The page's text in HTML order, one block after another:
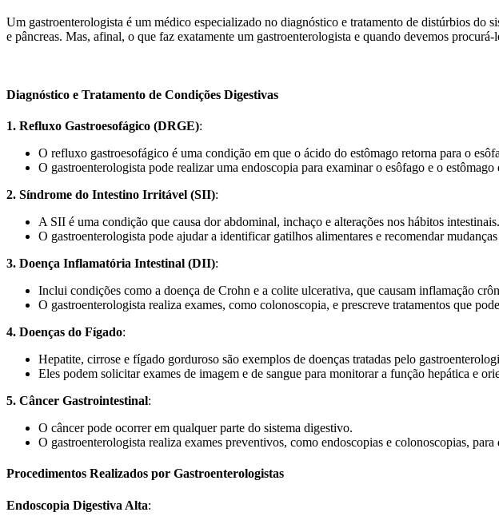
Um gastroenterologista é um médico especializado no diagnóstico e tratamento de distúrbios
e pâncreas. Mas, afinal, o que faz exatamente um gastroenterologista e quando devemos procurá-
Diagnóstico e Tratamento de Condições Digestivas
1. Refluxo Gastroesofágico (DRGE):
O refluxo gastroesofágico é uma condição em que o ácido do estômago retorna para o
O gastroenterologista pode realizar uma endoscopia para examinar o esôfago e o
2. Síndrome do Intestino Irritável (SII):
A SII é uma condição que causa dor abdominal, inchaço e alterações nos hábitos intestinais.
O gastroenterologista pode ajudar a identificar gatilhos alimentares e recomendar
3. Doença Inflamatória Intestinal (DII):
Inclui condições como a doença de Crohn e a colite ulcerativa, que causam inflamação
O gastroenterologista realiza exames, como colonoscopia, e prescreve tratamentos que
4. Doenças do Fígado:
Hepatite, cirrose e fígado gorduroso são exemplos de doenças tratadas pelo
Eles podem solicitar exames de imagem e de sangue para monitorar a função hepática e
5. Câncer Gastrointestinal:
O câncer pode ocorrer em qualquer parte do sistema digestivo.
O gastroenterologista realiza exames preventivos, como endoscopias e colonoscopias,
Procedimentos Realizados por Gastroenterologistas
Endoscopia Digestiva Alta: